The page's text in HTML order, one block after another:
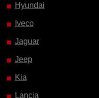
Hyundai
Iveco
Jaguar
Jeep
Kia
Lancia